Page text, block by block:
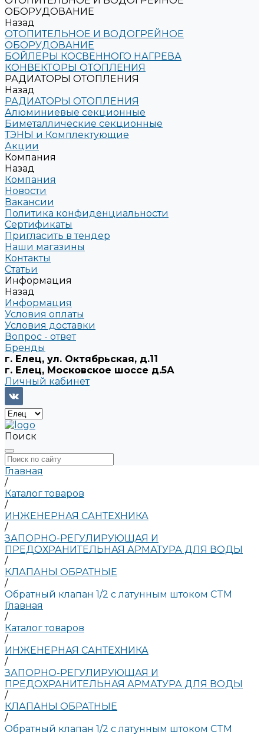
ОБОРУДОВАНИЕ
Назад
ОТОПИТЕЛЬНОЕ И ВОДОГРЕЙНОЕ
ОБОРУДОВАНИЕ
БОЙЛЕРЫ КОСВЕННОГО НАГРЕВА
КОНВЕКТОРЫ ОТОПЛЕНИЯ
РАДИАТОРЫ ОТОПЛЕНИЯ
Назад
РАДИАТОРЫ ОТОПЛЕНИЯ
Алюминиевые секционные
Биметаллические секционные
ТЭНЫ и Комплектующие
Акции
Компания
Назад
Компания
Новости
Вакансии
Политика конфиденциальности
Сертификаты
Пригласить в тендер
Наши магазины
Контакты
Статьи
Информация
Назад
Информация
Условия оплаты
Условия доставки
Вопрос - ответ
Бренды
г. Елец, ул. Октябрьская, д.11
г. Елец, Московское шоссе д.5А
Личный кабинет
Поиск
Главная
/
Каталог товаров
/
ИНЖЕНЕРНАЯ САНТЕХНИКА
/
ЗАПОРНО-РЕГУЛИРУЮЩАЯ И
ПРЕДОХРАНИТЕЛЬНАЯ АРМАТУРА ДЛЯ ВОДЫ
/
КЛАПАНЫ ОБРАТНЫЕ
/
Обратный клапан 1/2 с латунным штоком CTM
Главная
/
Каталог товаров
/
ИНЖЕНЕРНАЯ САНТЕХНИКА
/
ЗАПОРНО-РЕГУЛИРУЮЩАЯ И
ПРЕДОХРАНИТЕЛЬНАЯ АРМАТУРА ДЛЯ ВОДЫ
/
КЛАПАНЫ ОБРАТНЫЕ
/
Обратный клапан 1/2 с латунным штоком CTM